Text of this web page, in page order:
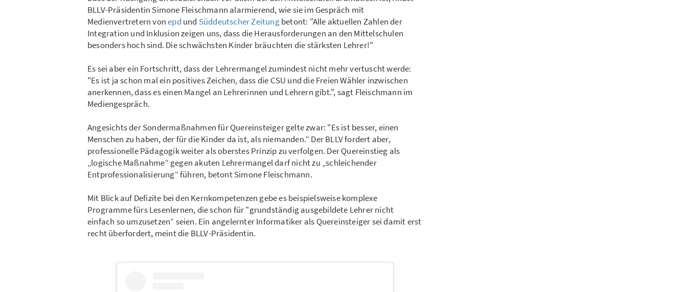
BLLV-Präsidentin Simone Fleischmann alarmierend, wie sie im Gespräch mit
Medienvertretern vonepd und Süddeutscher Zeitungbetont: "Alle aktuellen Zahlen der
Integration und Inklusion zeigen uns, dass die Herausforderungen an den Mittelschulen
besonders hoch sind. Die schwächsten Kinder bräuchten die stärksten Lehrer!"
Es sei aber ein Fortschritt, dass der Lehrermangel zumindest nicht mehr vertuscht werde:
"Es ist ja schon mal ein positives Zeichen, dass die CSU und die Freien Wähler inzwischen
anerkennen, dass es einen Mangel an Lehrerinnen und Lehrern gibt.", sagt Fleischmann im
Mediengespräch.
Angesichts der Sondermaßnahmen für Quereinsteiger gelte zwar: "Es ist besser, einen
Menschen zu haben, der für die Kinder da ist, als niemanden.“ Der BLLV fordert aber,
professionelle Pädagogik weiter als oberstes Prinzip zu verfolgen. Der Quereinstieg als
„logische Maßnahme“ gegen akuten Lehrermangel darf nicht zu „schleichender
Entprofessionalisierung“ führen, betont Simone Fleischmann.
Mit Blick auf Defizite bei den Kernkompetenzen gebe es beispielsweise komplexe
Programme fürs Lesenlernen, die schon für "grundständig ausgebildete Lehrer nicht
einfach so umzusetzen“ seien. Ein angelernter Informatiker als Quereinsteiger sei damit erst
recht überfordert, meint die BLLV-Präsidentin.